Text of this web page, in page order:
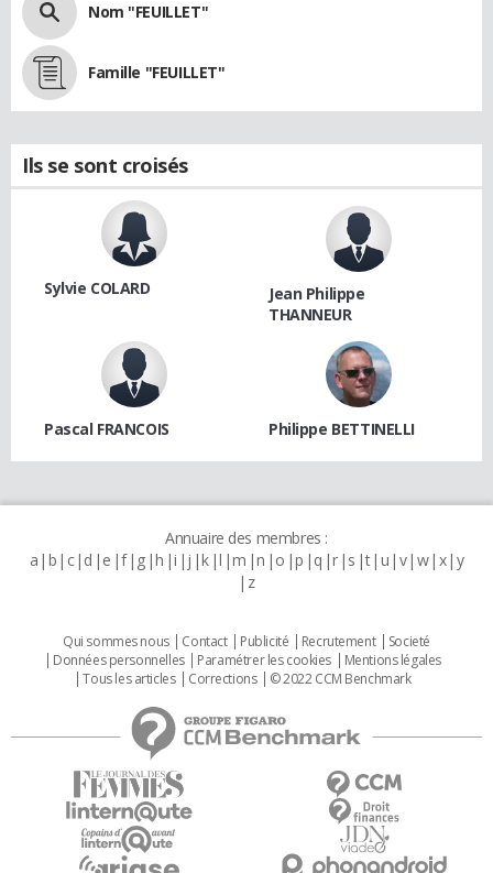
Nom "FEUILLET"
Famille "FEUILLET"
Ils se sont croisés
Sylvie COLARD
Jean Philippe
THANNEUR
Pascal FRANCOIS Philippe BETTINELLI
Annuaire des membres :
a b c d e f g h i j k l m n o p q r s t u v w x y
z
Qui sommes nous Contact Publicité Recrutement
Societé
Données personnelles
Paramétrer les cookies
Mentions légales
Tous les articles
Corrections © 2022 CCM Benchmark